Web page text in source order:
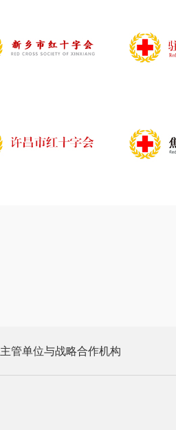
主管单位与战略合作机构